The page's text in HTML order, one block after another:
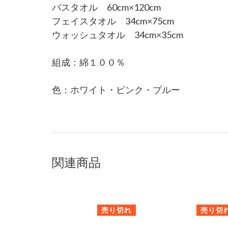
バスタオル 60cm×120cm
フェイスタオル 34cm×75cm
ウォッシュタオル 34cm×35cm
組成：綿１００％
色：ホワイト・ピンク・ブルー
関連商品
売り切れ 売り切